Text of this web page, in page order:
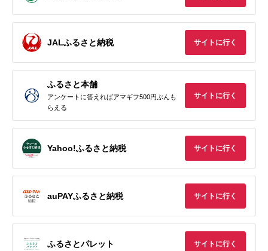
JALふるさと納税 サイトに行く
ふるさと本舗
アンケートに答えればアマギフ500円ぶんも
らえる
サイトに行く
Yahoo!ふるさと納税 サイトに行く
auPAYふるさと納税 サイトに行く
ふるさとパレット サイトに行く